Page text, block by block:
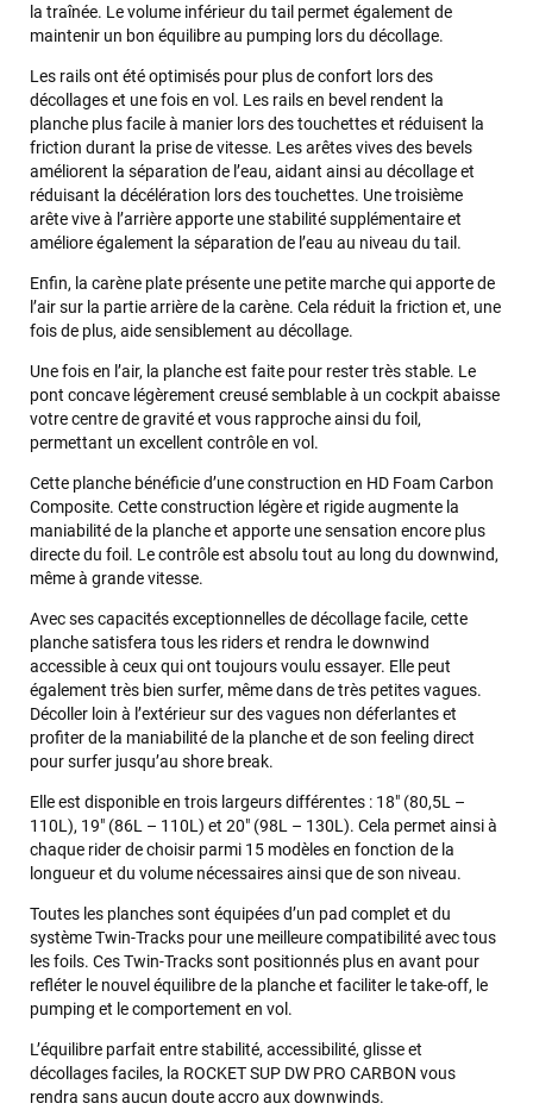
la traînée. Le volume inférieur du tail permet également de
maintenir un bon équilibre au pumping lors du décollage.
Les rails ont été optimisés pour plus de confort lors des
décollages et une fois en vol. Les rails en bevel rendent la
planche plus facile à manier lors des touchettes et réduisent la
friction durant la prise de vitesse. Les arêtes vives des bevels
améliorent la séparation de l’eau, aidant ainsi au décollage et
réduisant la décélération lors des touchettes. Une troisième
arête vive à l’arrière apporte une stabilité supplémentaire et
améliore également la séparation de l’eau au niveau du tail.
Enfin, la carène plate présente une petite marche qui apporte de
l’air sur la partie arrière de la carène. Cela réduit la friction et, une
fois de plus, aide sensiblement au décollage.
Une fois en l’air, la planche est faite pour rester très stable. Le
pont concave légèrement creusé semblable à un cockpit abaisse
votre centre de gravité et vous rapproche ainsi du foil,
permettant un excellent contrôle en vol.
Cette planche bénéficie d’une construction en HD Foam Carbon
Composite. Cette construction légère et rigide augmente la
maniabilité de la planche et apporte une sensation encore plus
directe du foil. Le contrôle est absolu tout au long du downwind,
même à grande vitesse.
Avec ses capacités exceptionnelles de décollage facile, cette
planche satisfera tous les riders et rendra le downwind
accessible à ceux qui ont toujours voulu essayer. Elle peut
également très bien surfer, même dans de très petites vagues.
Décoller loin à l’extérieur sur des vagues non déferlantes et
profiter de la maniabilité de la planche et de son feeling direct
pour surfer jusqu’au shore break.
Elle est disponible en trois largeurs différentes : 18″ (80,5L –
110L), 19″ (86L – 110L) et 20″ (98L – 130L). Cela permet ainsi à
chaque rider de choisir parmi 15 modèles en fonction de la
longueur et du volume nécessaires ainsi que de son niveau.
Toutes les planches sont équipées d’un pad complet et du
système Twin-Tracks pour une meilleure compatibilité avec tous
les foils. Ces Twin-Tracks sont positionnés plus en avant pour
refléter le nouvel équilibre de la planche et faciliter le take-off, le
pumping et le comportement en vol.
L’équilibre parfait entre stabilité, accessibilité, glisse et
décollages faciles, la ROCKET SUP DW PRO CARBON vous
rendra sans aucun doute accro aux downwinds.
François
il y a un mois
J’ai commandé un pack via leur site internet. À peine la
commande validée, le magasin m’a appelé pour confirmer
avec moi les caractéristiques des équipements, me conseiller
sur le matériel à choisir, et m’a même offert du matériel en